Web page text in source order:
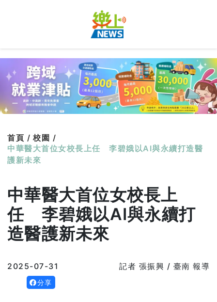
首頁 / 校園 /
中華醫大首位女校長上任 李碧娥以AI與永續打造醫
護新未來
中華醫大首位女校長上
任 李碧娥以AI與永續打
造醫護新未來
2025-07-31 記者 張振興 / 臺南 報導
分享